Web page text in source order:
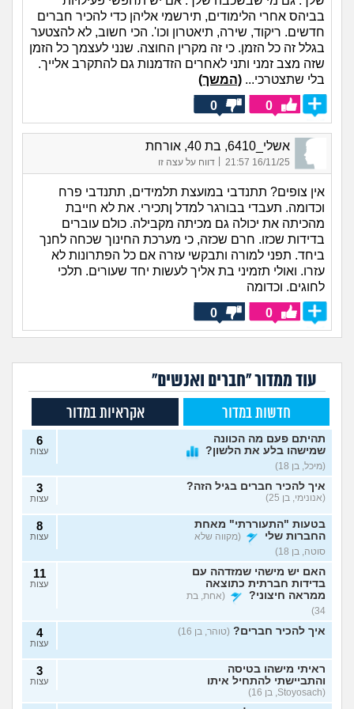
בביהס אחרי הלימודים, תירשמי אליהן כדי להכיר חברים
חדשים. ריקוד, שירה, תיאטרון וכו'. הכי חשוב, לא להצטער
בגלל זה כל הזמן. כי זה מקרין החוצה. שנני לעצמך כל הזמן
שזה מצב זמני ותני לאחרים הזדמנות גם להתקרב אלייך.
בלי שתצטרכי... (המשך)
0
0
אשלי_6410, בת 40, אורחת
16/11/25 21:57 דווח על עצה זו
אין צופים? תתנדבי במועצת תלמידים, תתנדבי פרח
וכדומה. תעבדי בבורגר למדל ןתכירי. את לא חייבת
מהכיתה את יכולה גם מכיתה מקבילה. כולם עוברים
בדידות שכזו. חרם שכזה, כי מערכת החינוך שכחה לחנך
ביחד. תפני למורה ותבקשי עזרה אם כל הפתרונות לא
עזרו. ואולי תזמיני בת אליך לעשות יחד שעורים. תלכי
לחוגים. וכדומה
0
0
עוד ממדור "חברים ואנשים"
חדשות במדור אקראיות במדור
תהיתם פעם מה הכוונה
שמישהו בלע את הלשון?
(מיכל, בן 18)
6
עצות
איך להכיר חברים בגיל הזה?
(אנונימי, בן 25)
3
עצות
בטעות "התעוררתי" מאחת
החברות שלי
(מקווה שלא
סוטה, בן 18)
8
עצות
האם יש מישהי שמזדהה עם
בדידות חברתית כתוצאה
ממראה חיצוני?
(אחת, בת
34)
11
עצות
איך להכיר חברים? (טוהר, בן 16) 4
עצות
ראיתי מישהו בטיסה
והתביישתי להתחיל איתו
(Stoyosach, בן 16)
3
עצות